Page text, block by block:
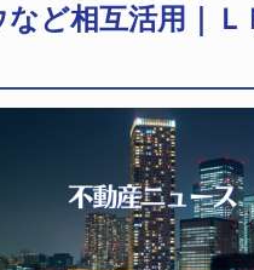
など相互活用｜Ｌ